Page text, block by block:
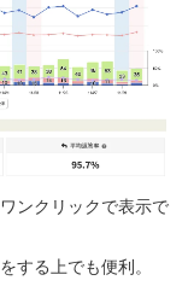
ンクリックで表示で
する上でも便利。